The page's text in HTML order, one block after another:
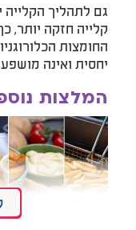
גם לתהליך
קלייה חזקה יותר,
החומצות
יחסית ואינה
המלצות